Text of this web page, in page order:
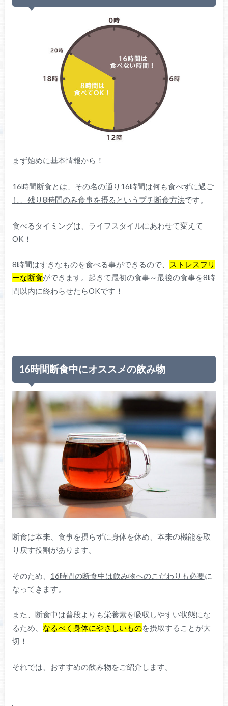
まず始めに基本情報から！
16時間断食とは、その名の通り 16時間は何も食べずに過ご
し、残り8時間のみ食事を摂るというプチ断食方法です。
食べるタイミングは、ライフスタイルにあわせて変えて
OK！
8時間はすきなものを食べる事ができるので、
ストレスフリ
ーな断食ができます。起きて最初の食事～最後の食事を8時
間以内に終わらせたらOKです！
16時間断食中にオススメの飲み物
断食は本来、食事を摂らずに身体を休め、本来の機能を取
り戻す役割があります。
そのため、 16時間の断食中は飲み物へのこだわりも必要に
なってきます。
また、断食中は普段よりも栄養素を吸収しやすい状態にな
るため、 なるべく身体にやさしいものを摂取することが大
切！
それでは、おすすめの飲み物をご紹介します。